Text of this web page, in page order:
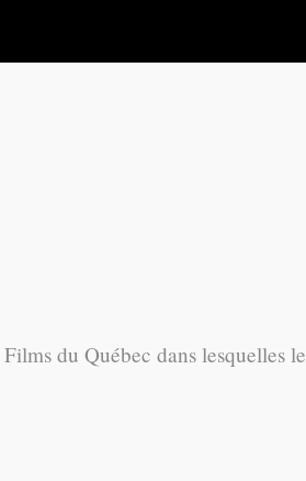
du Québec dans lesquelles le